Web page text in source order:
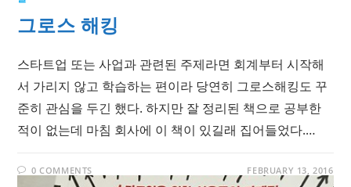
그로스 해킹
스타트업 또는 사업과 관련된 주제라면 회계부터 시작해
서 가리지 않고 학습하는 편이라 당연히 그로스해킹도 꾸
준히 관심을 두긴 했다. 하지만 잘 정리된 책으로 공부한
적이 없는데 마침 회사에 이 책이 있길래 집어들었다.…
0 COMMENTS FEBRUARY 13, 2016